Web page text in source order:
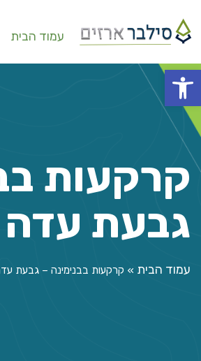
פתח סרגל נגישות
עמוד הבית
קרקעות
גבעת עדה
עמוד הבית » קרקעות בבנימינה – גבעת